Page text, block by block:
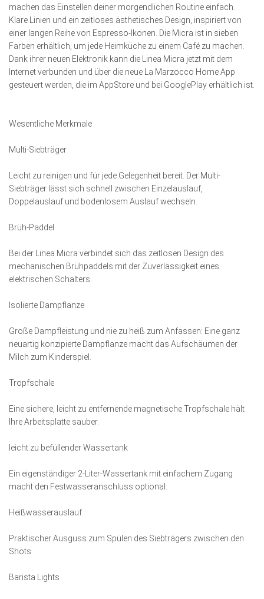
machen das Einstellen deiner morgendlichen Routine einfach.
Klare Linien und ein zeitloses ästhetisches Design, inspiriert von
einer langen Reihe von Espresso-Ikonen. Die Micra ist in sieben
Farben erhältlich, um jede Heimküche zu einem Café zu machen.
Dank ihrer neuen Elektronik kann die Linea Micra jetzt mit dem
Internet verbunden und über die neue La Marzocco Home App
gesteuert werden, die im AppStore und bei GooglePlay erhältlich ist.
Wesentliche Merkmale
Multi-Siebträger
Leicht zu reinigen und für jede Gelegenheit bereit. Der Multi-
Siebträger lässt sich schnell zwischen Einzelauslauf,
Doppelauslauf und bodenlosem Auslauf wechseln.
Brüh-Paddel
Bei der Linea Micra verbindet sich das zeitlosen Design des
mechanischen Brühpaddels mit der Zuverlässigkeit eines
elektrischen Schalters.
Isolierte Dampflanze
Große Dampfleistung und nie zu heiß zum Anfassen: Eine ganz
neuartig konzipierte Dampflanze macht das Aufschäumen der
Milch zum Kinderspiel.
Tropfschale
Eine sichere, leicht zu entfernende magnetische Tropfschale hält
Ihre Arbeitsplatte sauber.
leicht zu befüllender Wassertank
Ein eigenständiger 2-Liter-Wassertank mit einfachem Zugang
macht den Festwasseranschluss optional.
Heißwasserauslauf
Praktischer Ausguss zum Spülen des Siebträgers zwischen den
Shots.
Barista Lights